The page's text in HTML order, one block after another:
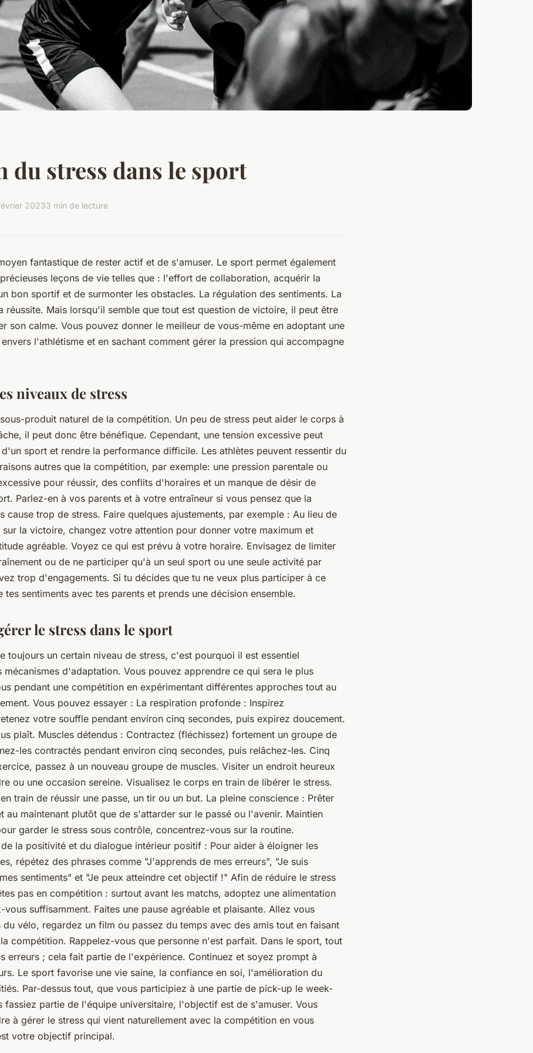
du stress dans le sport
20233 min de lecture
fantastique de rester actif et de s'amuser. Le sport permet également
leçons de vie telles que : l'effort de collaboration, acquérir la
bon sportif et de surmonter les obstacles. La régulation des sentiments. La
réussite. Mais lorsqu'il semble que tout est question de victoire, il peut être
son calme. Vous pouvez donner le meilleur de vous-même en adoptant une
l'athlétisme et en sachant comment gérer la pression qui accompagne
niveaux de stress
produit naturel de la compétition. Un peu de stress peut aider le corps à
il peut donc être bénéfique. Cependant, une tension excessive peut
sport et rendre la performance difficile. Les athlètes peuvent ressentir du
autres que la compétition, par exemple: une pression parentale ou
pour réussir, des conflits d'horaires et un manque de désir de
Parlez-en à vos parents et à votre entraîneur si vous pensez que la
cause trop de stress. Faire quelques ajustements, par exemple : Au lieu de
la victoire, changez votre attention pour donner votre maximum et
agréable. Voyez ce qui est prévu à votre horaire. Envisagez de limiter
ou de ne participer qu'à un seul sport ou une seule activité par
trop d'engagements. Si tu décides que tu ne veux plus participer à ce
tes sentiments avec tes parents et prends une décision ensemble.
le stress dans le sport
toujours un certain niveau de stress, c'est pourquoi il est essentiel
d'adaptation. Vous pouvez apprendre ce qui sera le plus
pendant une compétition en expérimentant différentes approches tout au
Vous pouvez essayer : La respiration profonde : Inspirez
votre souffle pendant environ cinq secondes, puis expirez doucement.
plaît. Muscles détendus : Contractez (fléchissez) fortement un groupe de
les contractés pendant environ cinq secondes, puis relâchez-les. Cinq
passez à un nouveau groupe de muscles. Visiter un endroit heureux
ou une occasion sereine. Visualisez le corps en train de libérer le stress.
train de réussir une passe, un tir ou un but. La pleine conscience : Prêter
au maintenant plutôt que de s'attarder sur le passé ou l'avenir. Maintien
garder le stress sous contrôle, concentrez-vous sur la routine.
la positivité et du dialogue intérieur positif : Pour aider à éloigner les
répétez des phrases comme "J'apprends de mes erreurs", "Je suis
sentiments" et "Je peux atteindre cet objectif !" Afin de réduire le stress
pas en compétition : surtout avant les matchs, adoptez une alimentation
vous suffisamment. Faites une pause agréable et plaisante. Allez vous
du vélo, regardez un film ou passez du temps avec des amis tout en faisant
compétition. Rappelez-vous que personne n'est parfait. Dans le sport, tout
erreurs ; cela fait partie de l'expérience. Continuez et soyez prompt à
Le sport favorise une vie saine, la confiance en soi, l'amélioration du
Par-dessus tout, que vous participiez à une partie de pick-up le week-
fassiez partie de l'équipe universitaire, l'objectif est de s'amuser. Vous
à gérer le stress qui vient naturellement avec la compétition en vous
votre objectif principal.